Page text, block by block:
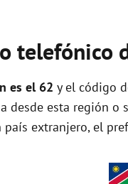
telefónico
es el 62 y el código
desde esta región
extranjero, el